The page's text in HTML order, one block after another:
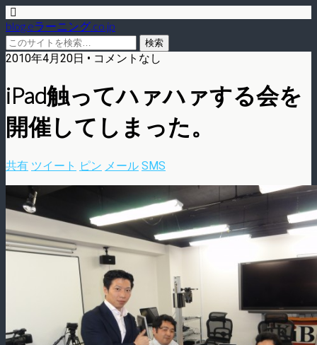
blog.eラーニング.co.jp
2010年4月20日 • コメントなし
iPad触ってハァハァする会を
開催してしまった。
共有 ツイート ピン メール SMS